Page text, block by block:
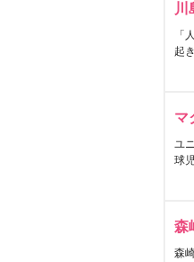
川
「
起
マ
ユ
球
森
森